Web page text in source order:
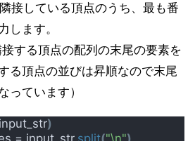
接している頂点のうち、最も番
します。
する頂点の配列の末尾の要素を
る頂点の並びは昇順なので末尾
っています）
input_str)